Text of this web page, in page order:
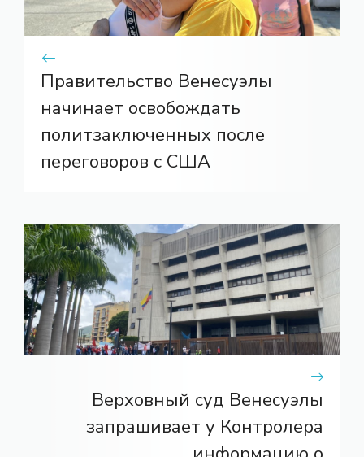
Правительство Венесуэлы
начинает освобождать
политзаключенных после
переговоров с США
Верховный суд Венесуэлы
запрашивает у Контролера